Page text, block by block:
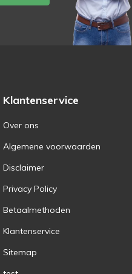
Klantenservice
Over ons
Algemene voorwaarden
Disclaimer
Privacy Policy
Betaalmethoden
Klantenservice
Sitemap